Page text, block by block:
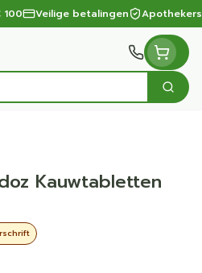
Veilige betalingen
Zoek
Kauwtabletten